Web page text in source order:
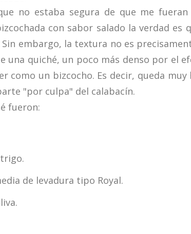
no estaba segura de que me fueran
con sabor salado la verdad es
embargo, la textura no es
una quiché, un poco más denso por el
como un bizcocho. Es decir, queda muy
"por culpa" del calabacín.
fueron:
de levadura tipo Royal.